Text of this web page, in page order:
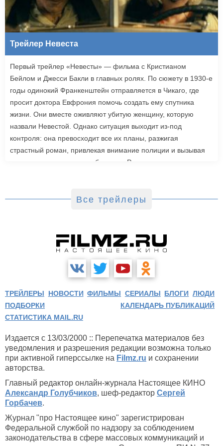
Трейлер Невеста
Первый трейлер «Невесты» — фильма с Кристианом
Бейлом и Джесси Бакли в главных ролях. По сюжету в 1930-е
годы одинокий Франкенштейн отправляется в Чикаго, где
просит доктора Евфрония помочь создать ему спутника
жизни. Они вместе оживляют убитую женщину, которую
назвали Невестой. Однако ситуация выходит из-под
контроля: она превосходит все их планы, разжигая
страстный роман, привлекая внимание полиции и вызывая
радикальную реакцию в обществе. Роли также исполнили
выйдет в зарубежный прокат 6 марта.
Все трейлеры
ТРЕЙЛЕРЫ НОВОСТИ ФИЛЬМЫ СЕРИАЛЫ БЛОГИ ЛЮДИ
ПОДБОРКИ
КАЛЕНДАРЬ ПУБЛИКАЦИЙ
СТАТИСТИКА MAIL.RU
Издается с 13/03/2000 :: Перепечатка материалов без
уведомления и разрешения редакции возможна только
при активной гиперссылке на Filmz.ru и сохранении
авторства.
Главный редактор онлайн-журнала Настоящее КИНО
Александр Голубчиков, шеф-редактор Сергей
Горбачев.
Журнал "про Настоящее кино" зарегистрирован
Федеральной службой по надзору за соблюдением
законодательства в сфере массовых коммуникаций и